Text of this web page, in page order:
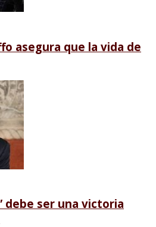
asegura que la vida de
debe ser una victoria